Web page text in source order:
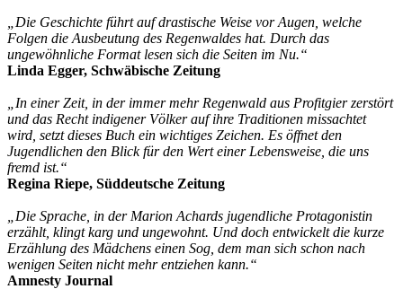
„Die Geschichte führt auf drastische Weise vor Augen, welche
Folgen die Ausbeutung des Regenwaldes hat. Durch das
ungewöhnliche Format lesen sich die Seiten im Nu.“
Linda Egger, Schwäbische Zeitung
„In einer Zeit, in der immer mehr Regenwald aus Profitgier zerstört
und das Recht indigener Völker auf ihre Traditionen missachtet
wird, setzt dieses Buch ein wichtiges Zeichen. Es öffnet den
Jugendlichen den Blick für den Wert einer Lebensweise, die uns
fremd ist.“
Regina Riepe, Süddeutsche Zeitung
„Die Sprache, in der Marion Achards jugendliche Protagonistin
erzählt, klingt karg und ungewohnt. Und doch entwickelt die kurze
Erzählung des Mädchens einen Sog, dem man sich schon nach
wenigen Seiten nicht mehr entziehen kann.“
Amnesty Journal